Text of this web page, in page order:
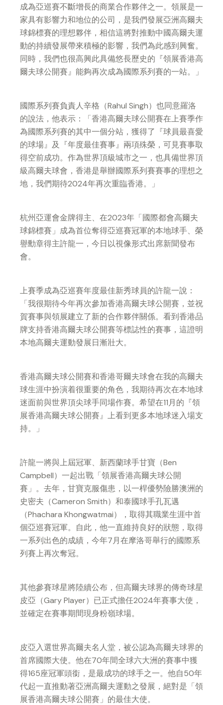
成為亞巡賽不斷增長的商業合作夥伴之一。領展是一
家具有影響力和地位的公司，是我們發展亞洲高爾夫
球錦標賽的理想夥伴，相信這將對推動中國高爾夫運
動的持續發展帶來積極的影響，我們為此感到興奮。
同時，我們也很高興此具備悠長歷史的『領展香港高
爾夫球公開賽』能夠再次成為國際系列賽的一站。」
國際系列賽負責人辛格（Rahul Singh）也同意羅洛
的說法，他表示：「香港高爾夫球公開賽在上賽季作
為國際系列賽的其中一個分站，獲得了『球員最喜愛
的球場』及『年度最佳賽事』兩項殊榮，可見賽事取
得空前成功。作為世界頂級城市之一，也具備世界頂
級高爾夫球會，香港是舉辦國際系列賽賽事的理想之
地，我們期待2024年再次重臨香港。」
杭州亞運會金牌得主、在2023年「國際都會高爾夫
球錦標賽」成為首位奪得亞巡賽冠軍的本地球手、榮
譽勳章得主許龍一，今日以視像形式出席新聞發布
會。
上賽季成為亞巡賽年度最佳新秀球員的許龍一說：
「我很期待今年再次參加香港高爾夫球公開賽，並祝
賀賽事與領展建立了新的合作夥伴關係。看到香港品
牌支持香港高爾夫球公開賽等標誌性的賽事，這證明
本地高爾夫運動發展日漸壯大。
香港高爾夫球公開賽和香港哥爾夫球會在我的高爾夫
球生涯中扮演着很重要的角色，我期待再次在本地球
迷面前與世界頂尖球手同場作賽。希望在11月的『領
展香港高爾夫球公開賽』上看到更多本地球迷入場支
持。」
許龍一將與上屆冠軍、新西蘭球手甘寶（Ben
Campbell）一起出戰「領展香港高爾夫球公開
賽」。去年，甘寶克服傷患，以一桿優勢險勝澳洲的
史密夫（Cameron Smith）和泰國球手孔瓦邁
（Phachara Khongwatmai），取得其職業生涯中首
個亞巡賽冠軍。自此，他一直維持良好的狀態，取得
一系列出色的成績，今年7月在摩洛哥舉行的國際系
列賽上再次奪冠。
其他參賽球星將陸續公布，但高爾夫球界的傳奇球星
皮亞（Gary Player）已正式擔任2024年賽事大使，
並確定在賽事期間現身粉嶺球場。
皮亞入選世界高爾夫名人堂，被公認為高爾夫球界的
首席國際大使。他在70年間全球六大洲的賽事中獲
得165座冠軍頭銜，是最成功的球手之一。他自50年
代起一直推動著亞洲高爾夫運動之發展，絕對是「領
展香港高爾夫球公開賽」的最佳大使。